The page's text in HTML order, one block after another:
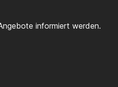
informiert werden.